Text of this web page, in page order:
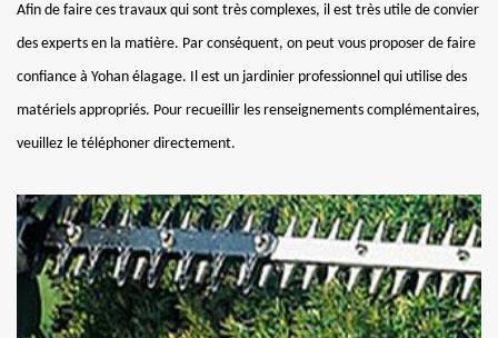
Afin de faire ces travaux qui sont très complexes, il est très utile de convier
des experts en la matière. Par conséquent, on peut vous proposer de faire
confiance à Yohan élagage. Il est un jardinier professionnel qui utilise des
matériels appropriés. Pour recueillir les renseignements complémentaires,
veuillez le téléphoner directement.